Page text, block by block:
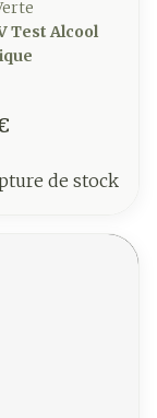
Test Alcool
de stock